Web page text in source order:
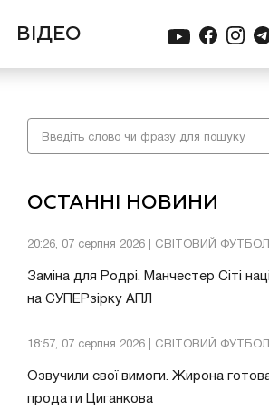
ВІДЕО
ОСТАННІ НОВИНИ
20:26, 07 серпня 2026 | СВІТОВИЙ ФУТБОЛ
Заміна для Родрі. Манчестер Сіті
на СУПЕРзірку АПЛ
18:57, 07 серпня 2026 | СВІТОВИЙ ФУТБОЛ
Озвучили свої вимоги. Жирона
продати Циганкова